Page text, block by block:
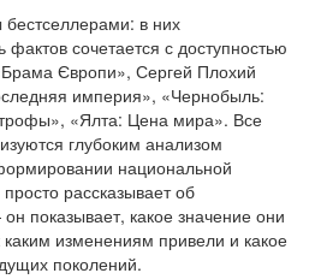
в них
фактов сочетается с доступностью
Європи», Сергей Плохий
империя», «Чернобыль:
«Ялта: Цена мира». Все
глубоким анализом
национальной
рассказывает об
показывает, какое значение они
изменениям привели и какое
поколений.